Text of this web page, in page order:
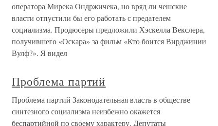
оператора Мирека Ондржичека, но вряд ли чешские
власти отпустили бы его работать с предателем
социализма. Продюсеры предложили Хэскелла Векслера,
получившего «Оскара» за фильм «Кто боится Вирджинии
Вулф?». Я видел
Проблема партий
Проблема партий Законодательная власть в обществе
синтезного социализма неизбежно окажется
беспартийной по своему характеру. Депутаты